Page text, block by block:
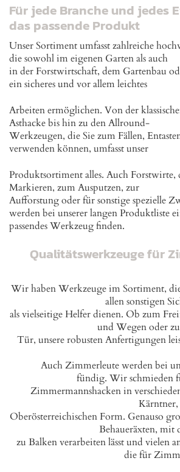
Für jede Branche und jedes
das passende Produkt
Unser Sortiment umfasst zahlreiche
die sowohl im eigenen Garten als auch
in der Forstwirtschaft, dem Gartenbau
ein sicheres und vor allem leichtes
Arbeiten ermöglichen. Von der
Asthacke bis hin zu den Allround-
Werkzeugen, die Sie zum Fällen,
verwenden können, umfasst unser
Produktsortiment alles. Auch
Markieren, zum Ausputzen, zur
Aufforstung oder für sonstige spezielle
werden bei unserer langen Produktliste
passendes Werkzeug finden.
Qualitätswerkzeuge für
Wir haben Werkzeuge im Sortiment,
allen sonstigen
als vielseitige Helfer dienen. Ob zum
und Wegen oder
Tür, unsere robusten Anfertigungen
Auch Zimmerleute werden bei
fündig. Wir schmieden
Zimmermannshacken in
Oberösterreichischen Form. Genauso
Behaueräxten, mit
zu Balken verarbeiten lässt und vielen
die für